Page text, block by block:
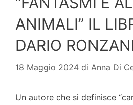
ANIMALI” IL
DARIO
18 Maggio 2024 di Anna Di
Un autore che si definisce